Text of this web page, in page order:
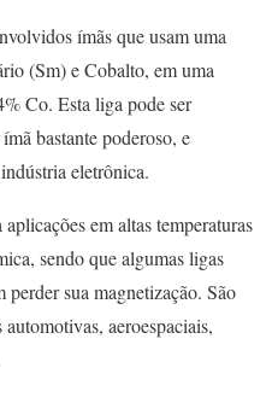
ímãs que usam uma
(Sm) e Cobalto, em uma
Co. Esta liga pode ser
bastante poderoso, e
eletrônica.
em altas temperaturas
sendo que algumas ligas
perder sua magnetização. São
aeroespaciais,